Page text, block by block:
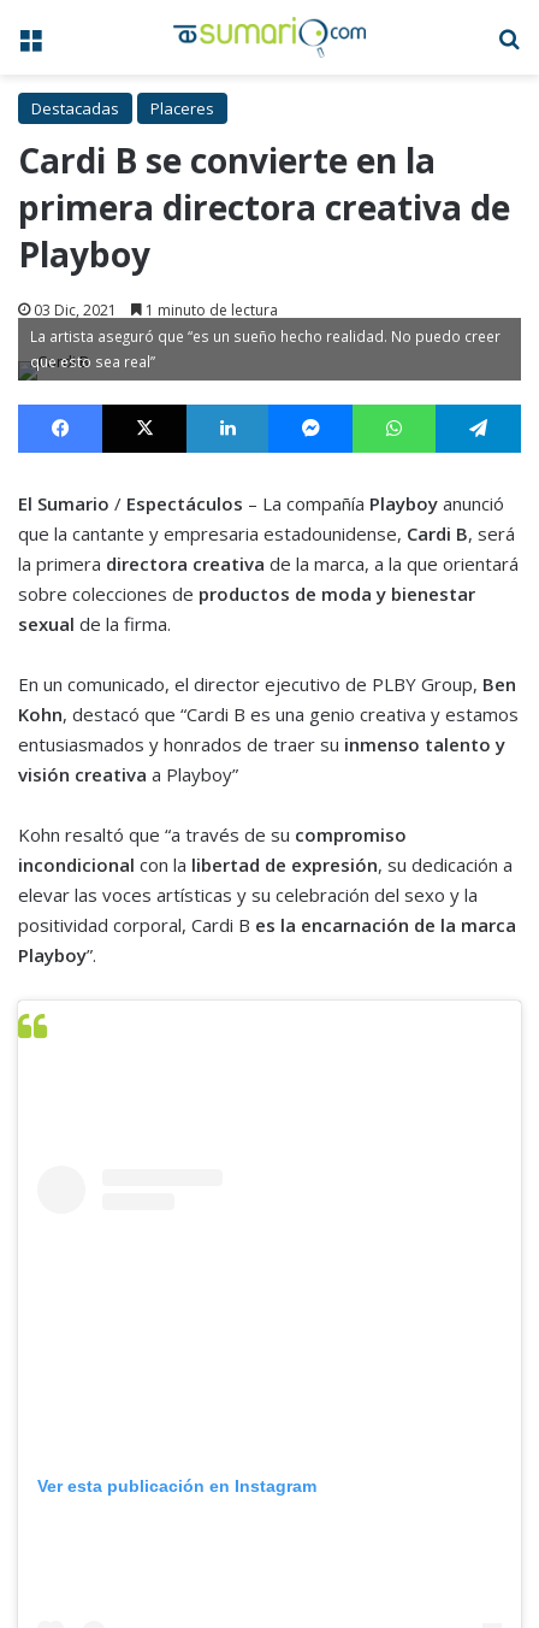
Menú
Destacadas Placeres
Cardi B se convierte en la
primera directora creativa de
Playboy
03 Dic, 2021 1 minuto de lectura
La artista aseguró que “es un sueño hecho realidad. No puedo creer
que esto sea real”
Facebook X LinkedIn MessengerWhatsApp
El Sumario / Espectáculos – La compañía Playboy anunció
que la cantante y empresaria estadounidense, Cardi B, será
la primera directora creativa de la marca, a la que orientará
sobre colecciones de productos de moda y bienestar
sexual de la firma.
En un comunicado, el director ejecutivo de PLBY Group, Ben
Kohn, destacó que “Cardi B es una genio creativa y estamos
entusiasmados y honrados de traer su inmenso talento y
visión creativa a Playboy”
Kohn resaltó que “a través de su compromiso
incondicional con la libertad de expresión, su dedicación a
elevar las voces artísticas y su celebración del sexo y la
positividad corporal, Cardi B es la encarnación de la marca
Playboy”.
Ver esta publicación en Instagram